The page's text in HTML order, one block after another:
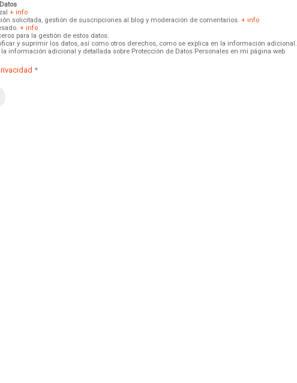
+ info
solicitada, gestión de suscripciones al blog y moderación de comentarios. + info
+ info
para la gestión de estos datos.
y suprimir los datos, así como otros derechos, como se explica en la información adicional.
información adicional y detallada sobre Protección de Datos Personales en mi página web
*